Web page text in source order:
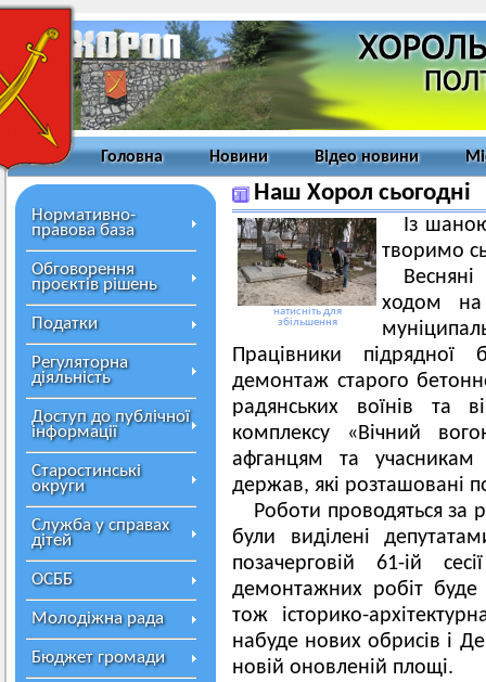
Головна Новини Відео новини
Нормативно-
правова база
Обговорення
проєктів рішень
Податки
Регуляторна
діяльність
Доступ до публічної
інформації
Старостинські
округи
Служба у справах
дітей
ОСББ
Молодіжна рада
Бюджет громади
Наш Хорол сьогодні
натисніть для
збільшення
Із
творимо
ходом на
Працівники підрядної
демонтаж старого
радянських воїнів та
комплексу «Вічний
афганцям та
держав, які розташовані
Роботи проводяться за
були виділені
позачерговій 61-ій
демонтажних робіт буде
тож історико-
набуде нових обрисів і
новій оновленій площі.